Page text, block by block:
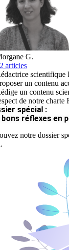
G.
articles
scientifique
un contenu
un contenu
de notre charte
spécial :
bons réflexes en
notre dossier